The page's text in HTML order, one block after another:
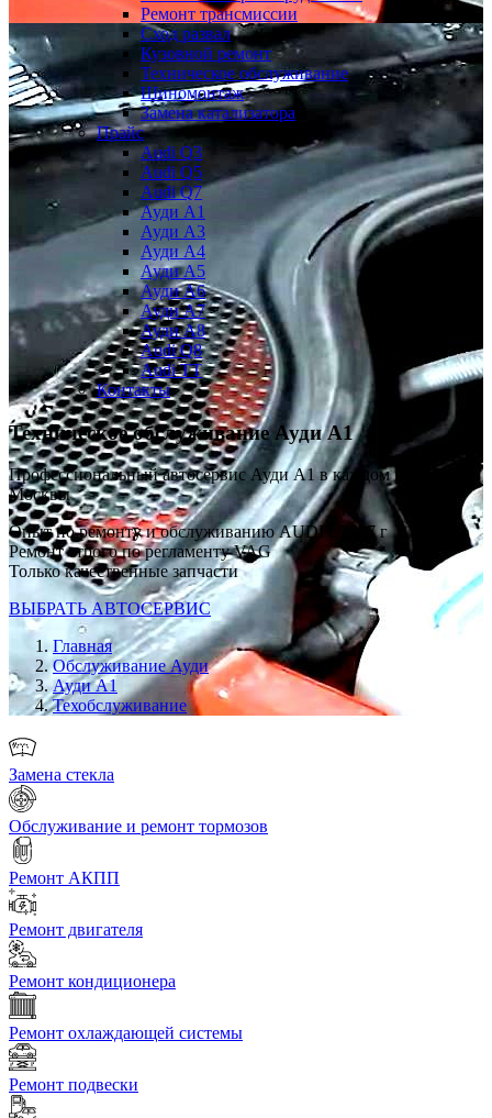
Ремонт трансмиссии
Сход развал
Кузовной ремонт
Техническое обслуживание
Шиномонтаж
Замена катализатора
Прайс
Audi Q3
Audi Q5
Audi Q7
Ауди А1
Ауди А3
Ауди А4
Ауди A5
Ауди А6
Ауди А7
Ауди A8
Audi Q8
Audi TT
Контакты
Техническое обслуживаниеАуди А1
Профессиональный автосервис Ауди А1 в каждом районе
Москвы
Опыт по ремонту и обслуживанию AUDI с 2007 г
Ремонт строго по регламенту VAG
Только качественные запчасти
ВЫБРАТЬ АВТОСЕРВИС
Главная
Обслуживание Ауди
Ауди А1
Техобслуживание
Замена стекла
Обслуживание и ремонт тормозов
Ремонт АКПП
Ремонт двигателя
Ремонт кондиционера
Ремонт охлаждающей системы
Ремонт подвески